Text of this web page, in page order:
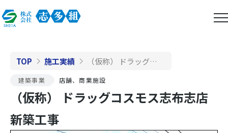
TOP 施工実績 （仮称） ドラッグコスモス志布志店新築工事
建築事業 店舗、商業施設
（仮称） ドラッグコスモス志布志店
新築工事